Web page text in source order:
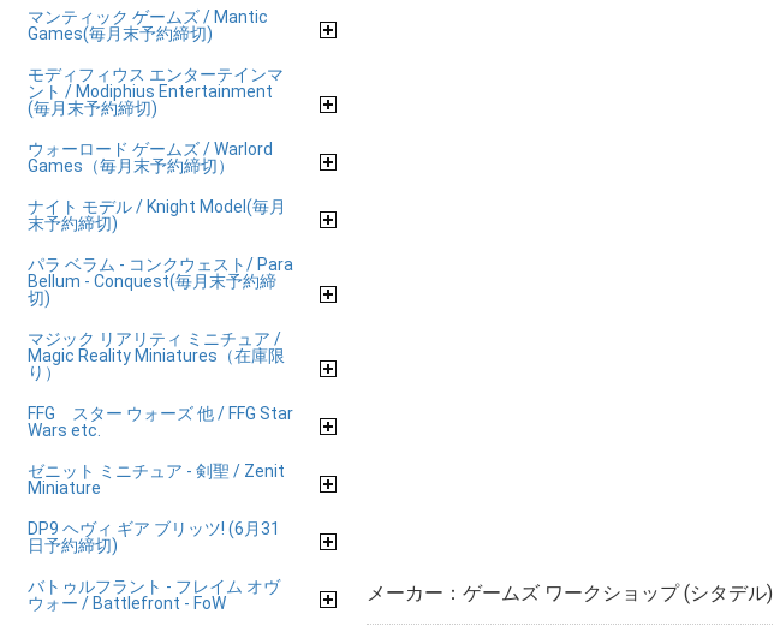
マンティック ゲームズ / Mantic
Games(毎月末予約締切)
モディフィウス エンターテインマ
ント / Modiphius Entertainment
(毎月末予約締切)
ウォーロード ゲームズ / Warlord
Games（毎月末予約締切）
ナイト モデル / Knight Model(毎月
末予約締切)
パラ ベラム - コンクウェスト/ Para
Bellum - Conquest(毎月末予約締
切)
マジック リアリティ ミニチュア /
Magic Reality Miniatures（在庫限
り）
FFG スター ウォーズ 他 / FFG Star
Wars etc.
ゼニット ミニチュア - 剣聖 / Zenit
Miniature
DP9 ヘヴィ ギア ブリッツ! (6月31
日予約締切)
バトゥルフラント - フレイム オヴ
ウォー / Battlefront - FoW
メーカー：ゲームズ ワークショップ (シタデル)